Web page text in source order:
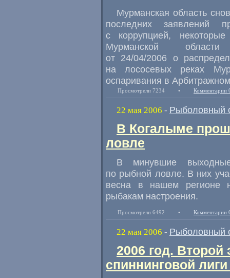
Мурманская область
последних заявлений
с коррупцией,
Мурманской
от 24/04/2006 о
на лососевых реках
оспаривания в
Просмотрели 7234 • Комментарии
22 мая 2006 - Рыболовный
В Когалыме
ловле
В минувшие
по рыбной ловле. В них
весна в нашем регионе
рыбакам настроения.
Просмотрели 6492 • Комментарии
22 мая 2006 - Рыболовный
2006 год. Второй
спиннинговой